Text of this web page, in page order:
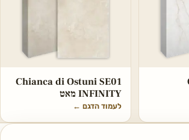
Chianca di Ostuni SE01
INFINITY מאט
לעמוד הדגם ←